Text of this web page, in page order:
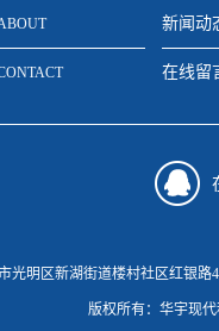
新闻动
在线留
光明区新湖街道楼村社区红银
版权所有：华宇现